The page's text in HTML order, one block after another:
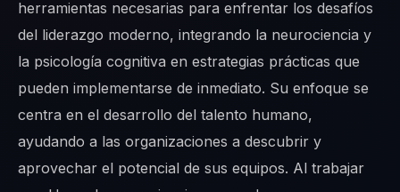
herramientas necesarias para enfrentar los desafíos
del liderazgo moderno, integrando la neurociencia y
la psicología cognitiva en estrategias prácticas que
pueden implementarse de inmediato. Su enfoque se
centra en el desarrollo del talento humano,
ayudando a las organizaciones a descubrir y
aprovechar el potencial de sus equipos. Al trabajar